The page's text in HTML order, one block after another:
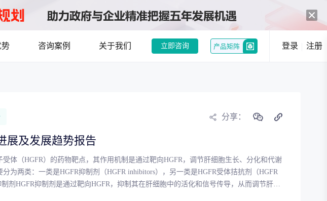
了解目标领域和市场情况，发现潜在机会
研发管线分析 靶点筛选 竞品分析
势 咨询案例 关于我们 立即咨询 产品矩阵 登录 注册
分享：
展及发展趋势报告
体（HGFR）的药物靶点，其作用机制是通过靶向HGFR，调节肝细胞生长、分化和代谢
为两类：一类是HGFR抑制剂（HGFR inhibitors），另一类是HGFR受体拮抗剂（HGFR
制剂HGFR抑制剂是通过靶向HGFR，抑制其在肝细胞中的活化和信号传导，从而调节肝细